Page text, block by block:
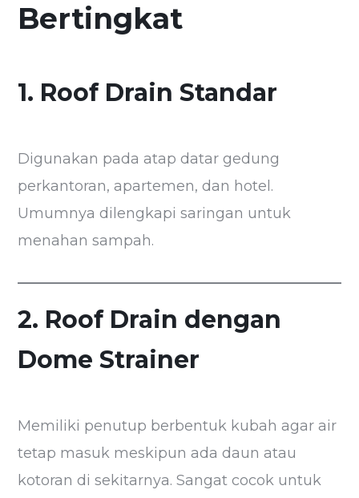
Bertingkat
1. Roof Drain Standar
Digunakan pada atap datar gedung
perkantoran, apartemen, dan hotel.
Umumnya dilengkapi saringan untuk
menahan sampah.
2. Roof Drain dengan
Dome Strainer
Memiliki penutup berbentuk kubah agar air
tetap masuk meskipun ada daun atau
kotoran di sekitarnya. Sangat cocok untuk